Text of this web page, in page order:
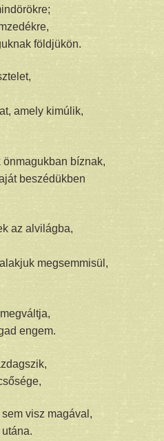
földjükön.
amely kimúlik,
önmagukban bíznak,
beszédükben
az alvilágba,
megsemmisül,
engem.
visz magával,